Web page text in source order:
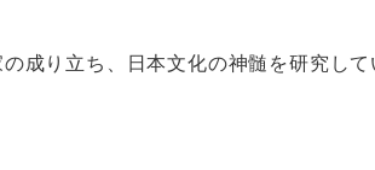
成り立ち、日本文化の神髄を研究して